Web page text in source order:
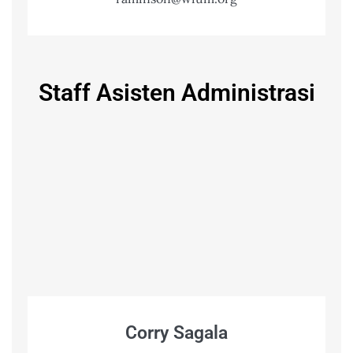
Staff Asisten Administrasi
Corry Sagala